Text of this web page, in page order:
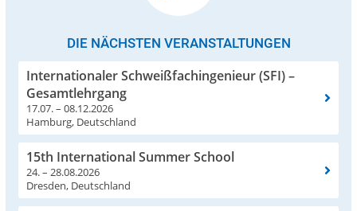
DIE NÄCHSTEN VERANSTALTUNGEN
Internationaler Schweißfachingenieur (SFI) –
Gesamtlehrgang
17.07. – 08.12.2026
Hamburg, Deutschland
15th International Summer School
24. – 28.08.2026
Dresden, Deutschland